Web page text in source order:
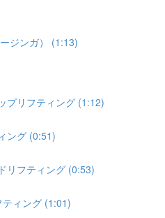
ジンガ） (1:13)
プリフティング (1:12)
ング (0:51)
リフティング (0:53)
ィング (1:01)